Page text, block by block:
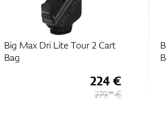
Big Max Dri Lite Tour 2 Cart
Bag
224 €
279,90€